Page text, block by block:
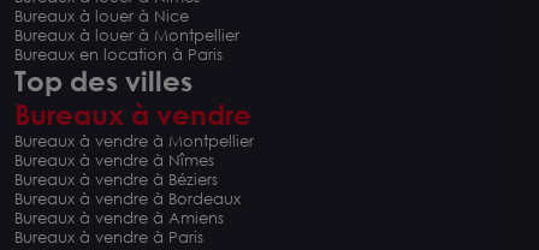
Bureaux à louer à Nice
Bureaux à louer à Montpellier
Bureaux en location à Paris
Top des villes
Bureaux à vendre
Bureaux à vendre à Montpellier
Bureaux à vendre à Nîmes
Bureaux à vendre à Béziers
Bureaux à vendre à Bordeaux
Bureaux à vendre à Amiens
Bureaux à vendre à Paris